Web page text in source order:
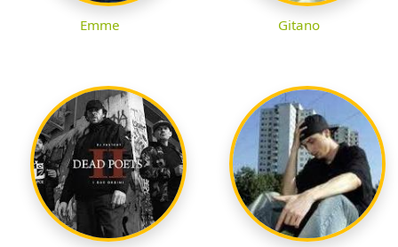
Emme Gitano